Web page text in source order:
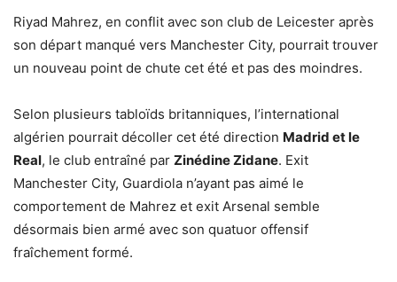
Riyad Mahrez, en conflit avec son club de Leicester après
son départ manqué vers Manchester City, pourrait trouver
un nouveau point de chute cet été et pas des moindres.
Selon plusieurs tabloïds britanniques, l’international
algérien pourrait décoller cet été direction Madrid et le
Real, le club entraîné par Zinédine Zidane. Exit
Manchester City, Guardiola n’ayant pas aimé le
comportement de Mahrez et exit Arsenal semble
désormais bien armé avec son quatuor offensif
fraîchement formé.